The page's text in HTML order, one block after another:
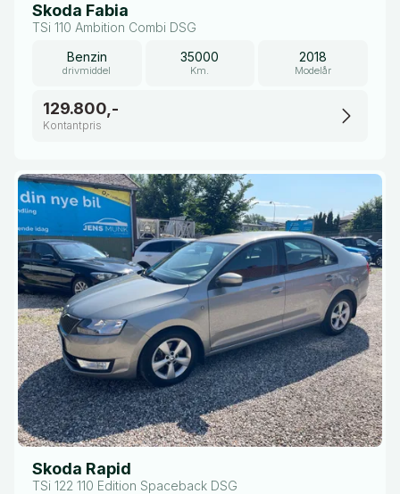
Skoda Fabia
TSi 110 Ambition Combi DSG
Benzin
drivmiddel
35000
Km.
2018
Modelår
129.800,-
Kontantpris
Skoda Rapid
TSi 122 110 Edition Spaceback DSG